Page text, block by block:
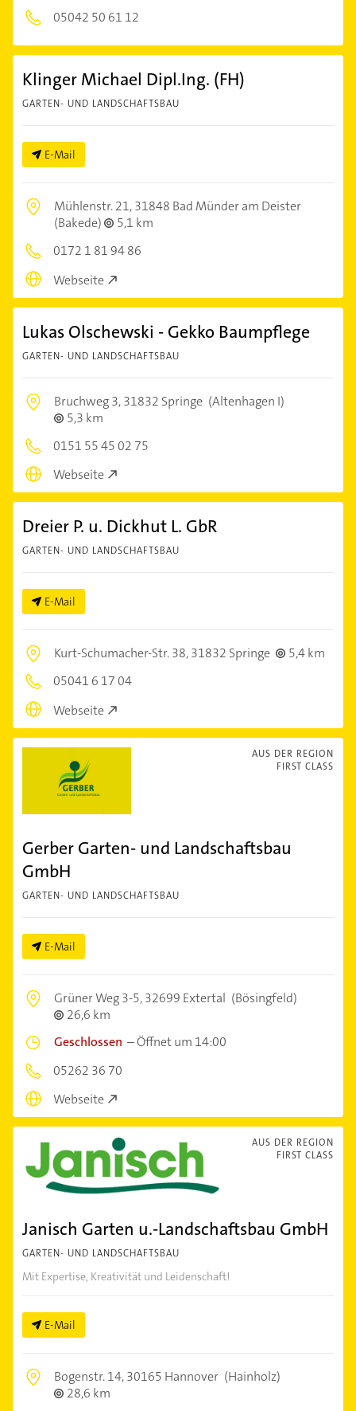
05042 50 61 12
Klinger Michael Dipl.Ing. (FH)
GARTEN- UND LANDSCHAFTSBAU
E-Mail
Mühlenstr. 21,31848 Bad Münder am Deister
(Bakede)
5,1 km
0172 1 81 94 86
Webseite
Lukas Olschewski - Gekko Baumpflege
GARTEN- UND LANDSCHAFTSBAU
Bruchweg 3,31832 Springe (Altenhagen I)
5,3 km
0151 55 45 02 75
Webseite
Dreier P. u. Dickhut L. GbR
GARTEN- UND LANDSCHAFTSBAU
E-Mail
Kurt-Schumacher-Str. 38,31832 Springe
5,4 km
05041 6 17 04
Webseite
AUS DER REGION
FIRST CLASS
Gerber Garten- und Landschaftsbau
GmbH
GARTEN- UND LANDSCHAFTSBAU
E-Mail
Grüner Weg 3-5,32699 Extertal (Bösingfeld)
26,6 km
Geschlossen –Öffnet um 14:00
05262 36 70
Webseite
AUS DER REGION
FIRST CLASS
Janisch Garten u.-Landschaftsbau GmbH
GARTEN- UND LANDSCHAFTSBAU
Mit Expertise, Kreativität und Leidenschaft!
E-Mail
Bogenstr. 14,30165 Hannover (Hainholz)
28,6 km